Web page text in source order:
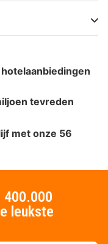
tevreden
met onze 56
400.000
leukste